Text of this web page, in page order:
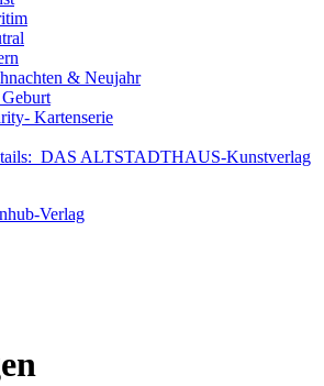
& Neujahr
Kartenserie
DAS ALTSTADTHAUS-Kunstverlag
Verlag